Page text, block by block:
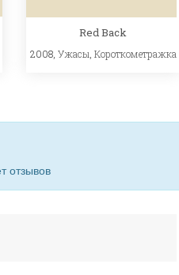
Red Back
2008, Ужасы Короткометражка
отзывов